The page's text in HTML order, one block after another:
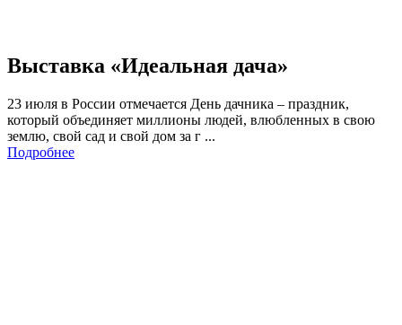
Выставка «Идеальная дача»
23 июля в России отмечается День дачника – праздник,
который объединяет миллионы людей, влюбленных в свою
землю, свой сад и свой дом за г ...
Подробнее